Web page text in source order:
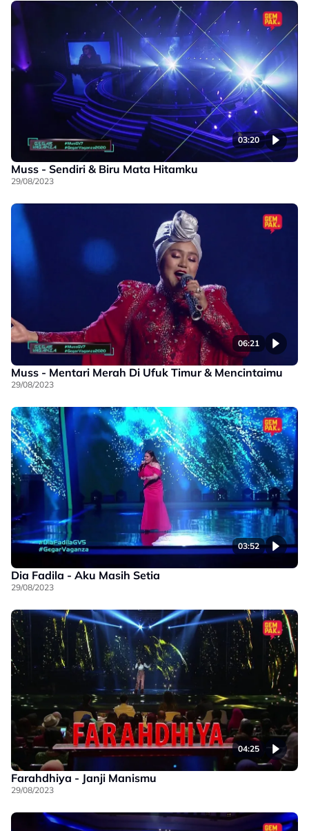
03:20
Muss - Sendiri & Biru Mata Hitamku
29/08/2023
06:21
Muss - Mentari Merah Di Ufuk Timur & Mencintaimu
29/08/2023
03:52
Dia Fadila - Aku Masih Setia
29/08/2023
04:25
Farahdhiya - Janji Manismu
29/08/2023